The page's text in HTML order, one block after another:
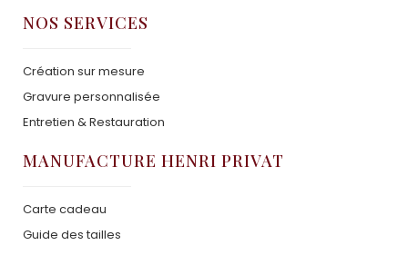
NOS SERVICES
Création sur mesure
Gravure personnalisée
Entretien & Restauration
MANUFACTURE HENRI PRIVAT
Carte cadeau
Guide des tailles